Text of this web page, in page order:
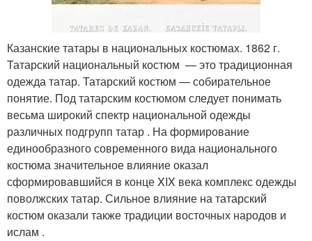
Казанские татары в национальных костюмах. 1862 г.
Татарский национальный костюм — это традиционная
одежда татар. Татарский костюм — собирательное
понятие. Под татарским костюмом следует понимать
весьма широкий спектр национальной одежды
различных подгрупп татар . На формирование
единообразного современного вида национального
костюма значительное влияние оказал
сформировавшийся в конце XIX века комплекс одежды
поволжских татар. Сильное влияние на татарский
костюм оказали также традиции восточных народов и
ислам .